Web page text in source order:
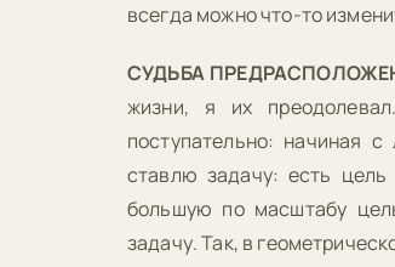
всегда можно что-то
СУДЬБА
жизни, я их
поступательно: начиная
ставлю задачу: есть
большую по масштабу
задачу. Так, в